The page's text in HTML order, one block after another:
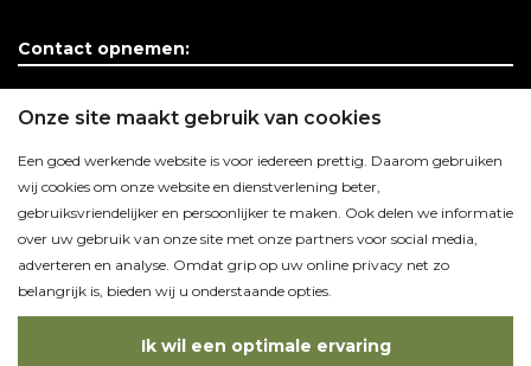
Onze site maakt gebruik van cookies
Een goed werkende website is voor iedereen prettig. Daarom gebruiken
wij cookies om onze website en dienstverlening beter,
gebruiksvriendelijker en persoonlijker te maken. Ook delen we informatie
over uw gebruik van onze site met onze partners voor social media,
adverteren en analyse. Omdat grip op uw online privacy net zo
belangrijk is, bieden wij u onderstaande opties.
Ik wil een optimale ervaring
Contact opnemen: